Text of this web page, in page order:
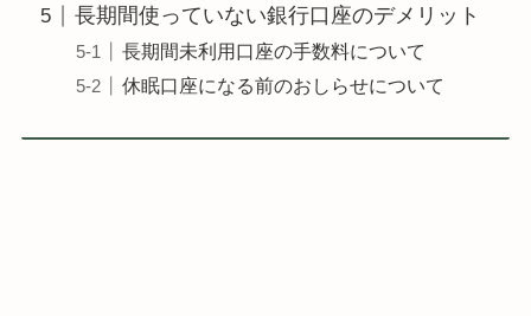
長期間使っていない銀行口座のデメリット
長期間未利用口座の手数料について
休眠口座になる前のおしらせについて